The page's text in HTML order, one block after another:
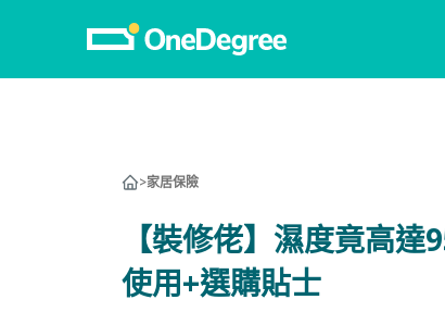
>家居保險
【裝修佬】濕度竟高
使用+選購貼士